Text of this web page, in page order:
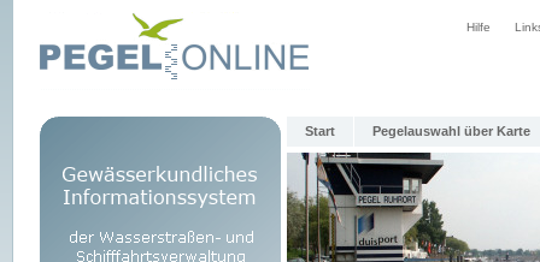
Hilfe
Start Pegelauswahl über Karte